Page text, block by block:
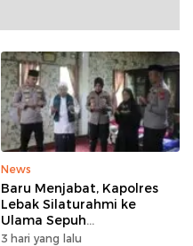
News
Baru Menjabat, Kapolres
Lebak Silaturahmi ke
Ulama Sepuh
Rangkasbitung
3 hari yang lalu